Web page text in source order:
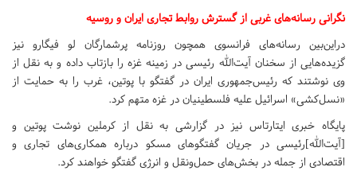
نگرانی رسانه‌های غربی از گسترش روابط تجاری ایران و روسیه
دراین‌بین رسانه‌های فرانسوی همچون روزنامه پرشمارگان لو فیگارو نیز
گزیده‌هایی از سخنان آیت‌الله رئیسی در زمینه غزه را بازتاب داده و به نقل از
وی نوشتند که رئیس‌جمهوری ایران در گفتگو با پوتین، غرب را به حمایت از
«نسل‌کشی» اسرائیل علیه فلسطینیان در غزه متهم کرد.
پایگاه خبری ایتارتاس نیز در گزارشی به نقل از کرملین نوشت پوتین و
[آیت‌الله]رئیسی در جریان گفتگو‌های مسکو درباره همکاری‌های تجاری و
اقتصادی از جمله در بخش‌های حمل‌ونقل و انرژی گفتگو خواهند کرد.